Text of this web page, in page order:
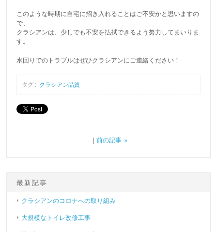
このような時期に自宅に招き入れることはご不安かと思いますの
で、
クラシアンは、少しでも不安を払拭できるよう努力してまいりま
す。
水回りでのトラブルはぜひクラシアンにご連絡ください！
タグ : クラシアン品質
| 前の記事 »
最新記事
クラシアンのコロナへの取り組み
大規模なトイレ改修工事